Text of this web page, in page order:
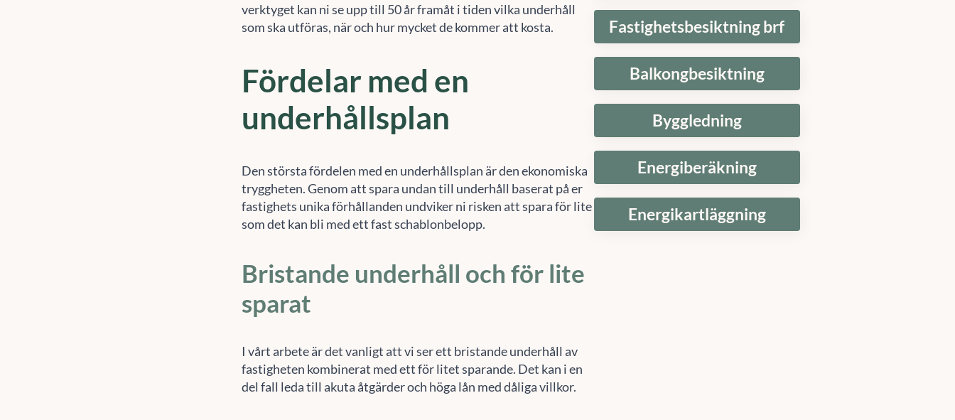
Hantera samtycke
För att ge en bra upplevelse använder vi teknik som cookies för att lagra och/eller komma åt
enhetsinformation. När du samtycker till dessa tekniker kan vi behandla data som
verktyget kan ni se upp till 50 år framåt i tiden vilka underhåll
som ska utföras, när och hur mycket de kommer att kosta.
Fördelar med en
underhållsplan
Den största fördelen med en underhållsplan är den ekonomiska
tryggheten. Genom att spara undan till underhåll baserat på er
fastighets unika förhållanden undviker ni risken att spara för lite
som det kan bli med ett fast schablonbelopp.
Bristande underhåll och för lite
sparat
I vårt arbete är det vanligt att vi ser ett bristande underhåll av
fastigheten kombinerat med ett för litet sparande. Det kan i en
del fall leda till akuta åtgärder och höga lån med dåliga villkor.
Fastighetsbesiktning brf
Balkongbesiktning
Byggledning
Energiberäkning
Energikartläggning